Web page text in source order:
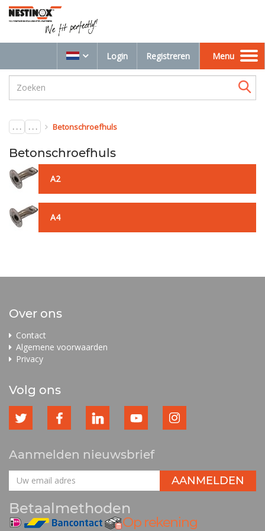
Login Registreren
Toggle
navigation
Menu
. . . . . . Betonschroefhuls
Betonschroefhuls
A2
A4
Over ons
Contact
Algemene voorwaarden
Privacy
Volg ons
Aanmelden nieuwsbrief
Betaalmethoden